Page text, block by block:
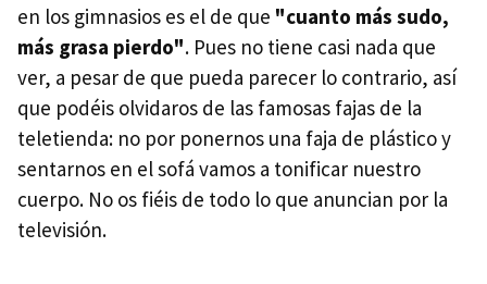
en los gimnasios es el de que "cuanto más sudo,
más grasa pierdo". Pues no tiene casi nada que
ver, a pesar de que pueda parecer lo contrario, así
que podéis olvidaros de las famosas fajas de la
teletienda: no por ponernos una faja de plástico y
sentarnos en el sofá vamos a tonificar nuestro
cuerpo. No os fiéis de todo lo que anuncian por la
televisión.